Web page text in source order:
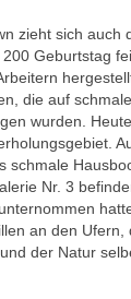
zieht sich auch
Geburtstag
die auf
wurden.
schmale
Nr. 3
an den
der Natur